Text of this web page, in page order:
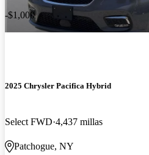
-$1,000
2025 Chrysler Pacifica Hybrid
Select FWD 4,437 millas
Patchogue, NY